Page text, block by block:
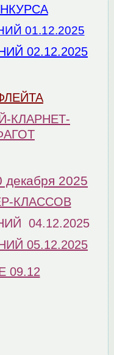
01.12.2025
02.12.2025
КЛАРНЕТ-
декабря 2025
КЛАССОВ
04.12.2025
05.12.2025
09.12